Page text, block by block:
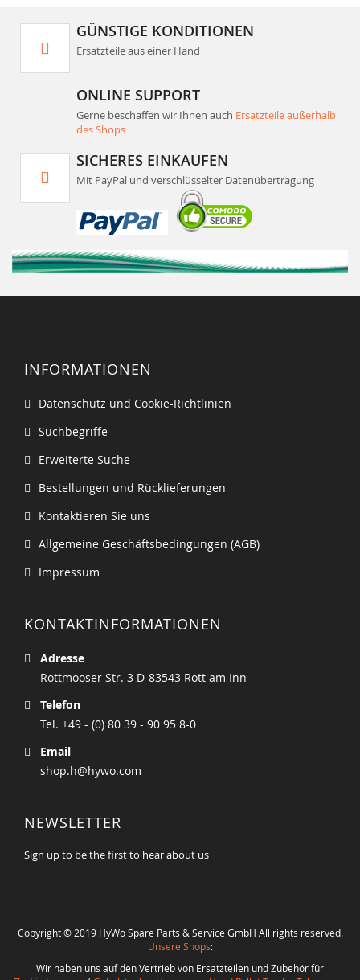
GÜNSTIGE KONDITIONEN
Ersatzteile aus einer Hand
ONLINE SUPPORT
Gerne beschaffen wir Ihnen auch Ersatzteile außerhalb
des Shops
SICHERES EINKAUFEN
Mit PayPal und verschlüsselter Datenübertragung
INFORMATIONEN
Datenschutz und Cookie-Richtlinien
Suchbegriffe
Erweiterte Suche
Bestellungen und Rücklieferungen
Kontaktieren Sie uns
Allgemeine Geschäftsbedingungen (AGB)
Impressum
KONTAKTINFORMATIONEN
Adresse
Rottmooser Str. 3 D-83543 Rott am Inn
Telefon
Tel. +49 - (0) 80 39 - 90 95 8-0
Email
shop.h@hywo.com
NEWSLETTER
Sign up to be the first to hear about us
Copyright © 2019 HyWo Spare Parts & Service GmbH All rights reserved.
Unsere Shops:
Wir haben uns auf den Vertrieb von Ersatzteilen und Zubehör für